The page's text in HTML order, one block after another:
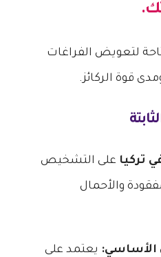
لتعويض الفراغات
قوة الركائز.
تركيا على التشخيص
والأحمال
الأساسي: يعتمد على